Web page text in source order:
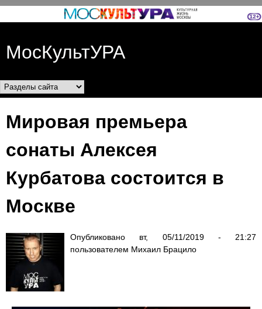
Перейти к основному
МосКультУРА
Разделы сайта
Мировая премьера
сонаты Алексея
Курбатова состоится в
Москве
Опубликовано вт, 05/11/2019 - 21:27
пользователем Михаил Брацило